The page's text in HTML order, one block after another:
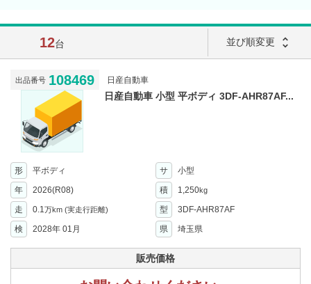
12台 並び順変更 unfold_more
出品番号 108469 日産自動車
日産自動車 小型 平ボディ 3DF-AHR87AF...
形 平ボディ サ
小型
年
2026(R08) 積 1,250kg
走 0.1万km (実走行距離) 型
3DF-AHR87AF
検
2028年 01月 県 埼玉県
販売価格